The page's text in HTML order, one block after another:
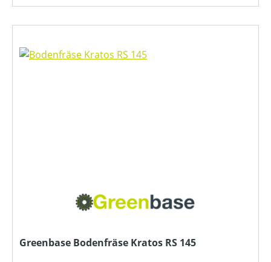
Greenbase Bodenfräse Kratos RS 145